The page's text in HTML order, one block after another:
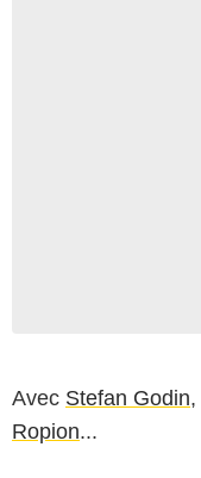
Avec Stefan Godin,
Ropion...